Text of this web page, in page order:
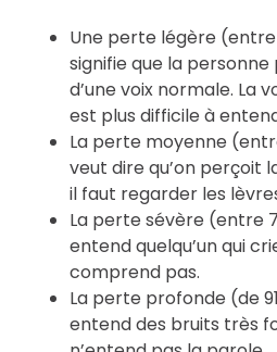
Une perte légère (entre
signifie que la
d’une voix normale. La
est plus difficile à
La perte moyenne
veut dire qu’on perçoit
il faut regarder les
La perte sévère (entre
entend quelqu’un qui
comprend pas.
La perte profonde (de 91
entend des bruits très